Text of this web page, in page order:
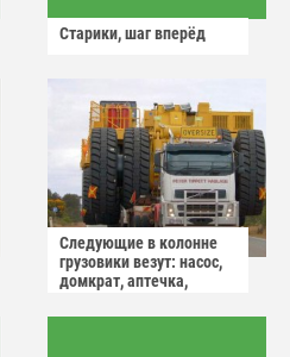
Старики, шаг вперёд
Следующие в колонне
грузовики везут: насос,
домкрат, аптечка,